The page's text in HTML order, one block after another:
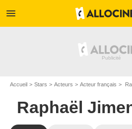
menu
Accueil Stars Acteurs Acteur français
Raphaël